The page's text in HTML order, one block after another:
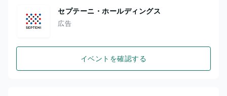
セプテーニ・ホールディングス
広告
イベントを確認する